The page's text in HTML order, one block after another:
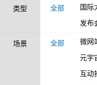
类型 全部 国际
发布
场景 全部 微网
元宇
互动